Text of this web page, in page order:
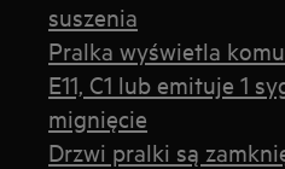
suszenia
Pralka wyświetla
E11, C1 lub emituje 1
mignięcie
Drzwi pralki są